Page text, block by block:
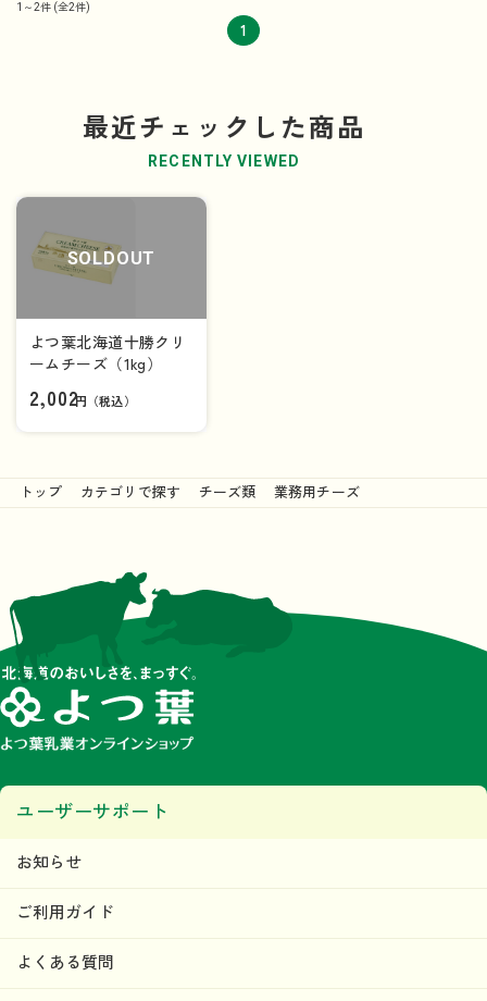
1～2件 (全2件)
1
最近チェックした商品
RECENTLY VIEWED
SOLDOUT
よつ葉北海道十勝クリ
ームチーズ（1kg）
2,002円（税込）
トップ カテゴリで探す チーズ類 業務用チーズ
ユーザーサポート
お知らせ
ご利用ガイド
よくある質問